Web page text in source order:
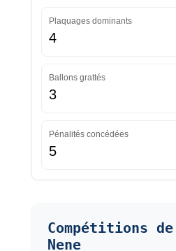
Plaquages dominants
4
Ballons grattés
3
Pénalités concédées
5
Compétitions
Nene